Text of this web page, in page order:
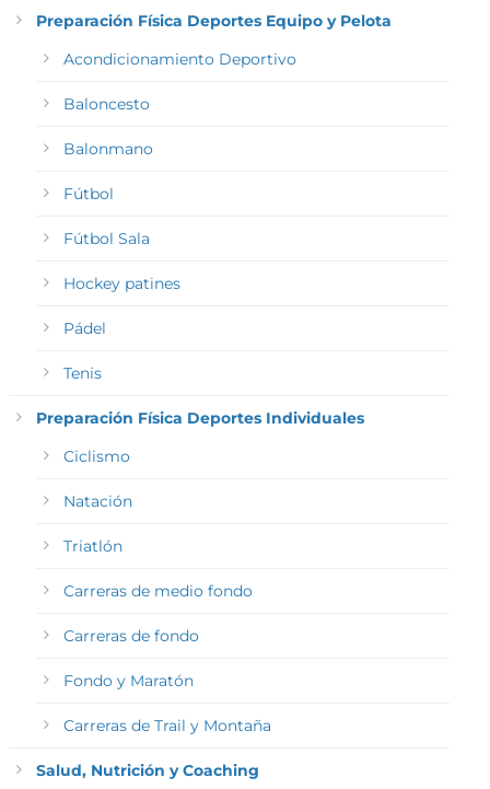
Preparación Física Deportes Equipo y Pelota
Acondicionamiento Deportivo
Baloncesto
Balonmano
Fútbol
Fútbol Sala
Hockey patines
Pádel
Tenis
Preparación Física Deportes Individuales
Ciclismo
Natación
Triatlón
Carreras de medio fondo
Carreras de fondo
Fondo y Maratón
Carreras de Trail y Montaña
Salud, Nutrición y Coaching